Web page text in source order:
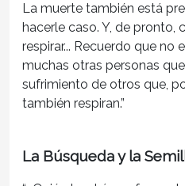
La muerte también está
hacerle caso. Y, de pronto,
respirar... Recuerdo que no
muchas otras personas
sufrimiento de otros que,
también respiran.”
La Búsqueda y la